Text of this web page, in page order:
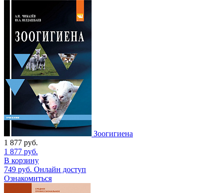
Зоогигиена
1 877 руб.
1 877 руб.
В корзину
749 руб. Онлайн доступ
Ознакомиться